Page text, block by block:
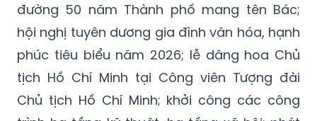
đường 50 năm Thành phố mang tên Bác;
hội nghị tuyên dương gia đình văn hóa, hạnh
phúc tiêu biểu năm 2026; lễ dâng hoa Chủ
tịch Hồ Chí Minh tại Công viên Tượng đài
Chủ tịch Hồ Chí Minh; khởi công các công